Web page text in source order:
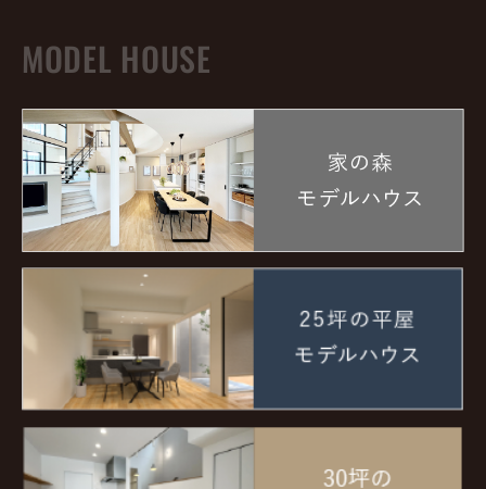
MODEL HOUSE